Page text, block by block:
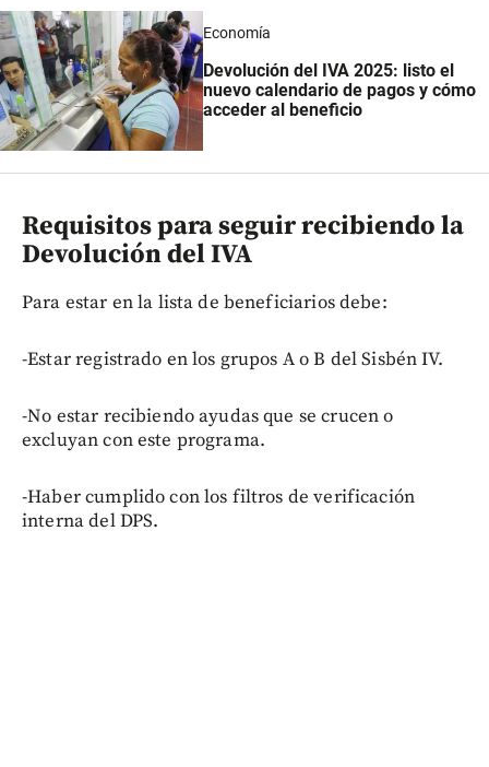
Economía
Devolución del IVA 2025: listo el
nuevo calendario de pagos y cómo
acceder al beneficio
Requisitos para seguir recibiendo la
Devolución del IVA
Para estar en la lista de beneficiarios debe:
-Estar registrado en los grupos A o B del Sisbén IV.
-No estar recibiendo ayudas que se crucen o
excluyan con este programa.
-Haber cumplido con los filtros de verificación
interna del DPS.